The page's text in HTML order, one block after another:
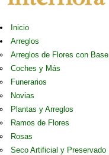
Inicio
Arreglos
Arreglos de Flores con Base
Coches y Más
Funerarios
Novias
Plantas y Arreglos
Ramos de Flores
Rosas
Seco Artificial y Preservado